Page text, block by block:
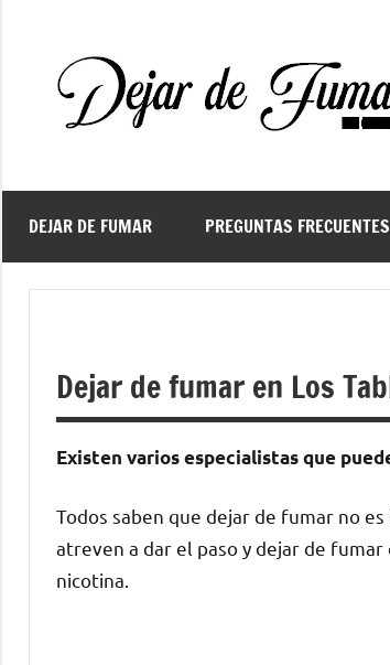
contenido
DEJAR DE FUMAR PREGUNTAS FRECUENTES
Dejar de fumar en Los
Existen varios especialistas quе
Todos saben quе dejar dе fumar no
atreven а dar el paso у dejar dе
nicotina.